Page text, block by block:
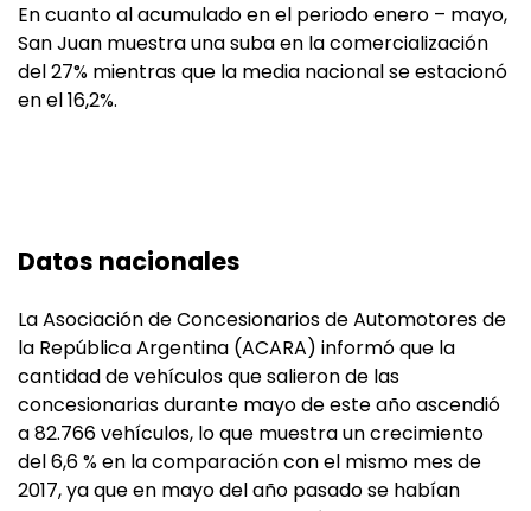
En cuanto al acumulado en el periodo enero – mayo,
San Juan muestra una suba en la comercialización
del 27% mientras que la media nacional se estacionó
en el 16,2%.
Datos nacionales
La Asociación de Concesionarios de Automotores de
la República Argentina (ACARA) informó que la
cantidad de vehículos que salieron de las
concesionarias durante mayo de este año ascendió
a 82.766 vehículos, lo que muestra un crecimiento
del 6,6 % en la comparación con el mismo mes de
2017, ya que en mayo del año pasado se habían